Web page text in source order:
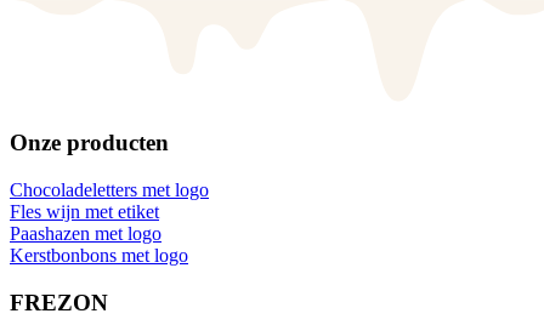
Onze producten
Chocoladeletters met logo
Fles wijn met etiket
Paashazen met logo
Kerstbonbons met logo
FREZON